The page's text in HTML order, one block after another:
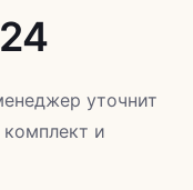
уточнит
и